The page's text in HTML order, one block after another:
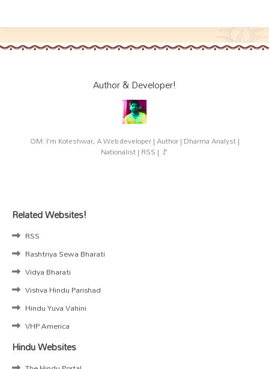
Author & Developer!
OM: I'm Koteshwar, A Web developer | Author | Dharma Analyst |
Nationalist | RSS | 🚩
Related Websites!
RSS
Rashtriya Sewa Bharati
Vidya Bharati
Vishva Hindu Parishad
Hindu Yuva Vahini
VHP America
Hindu Websites